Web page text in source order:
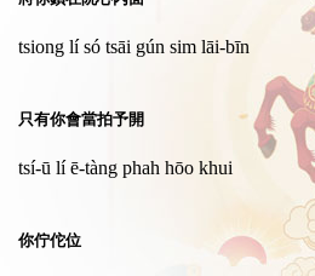
tsiong lí só tsāi gún sim lāi-bīn
只有你會當拍予開
tsí-ū lí ē-tàng phah hōo khui
你佇佗位